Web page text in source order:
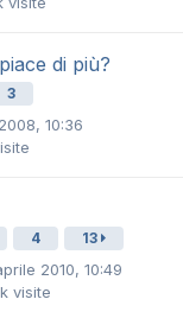
di più?
3
10:36
4 13
2010, 10:49
visite